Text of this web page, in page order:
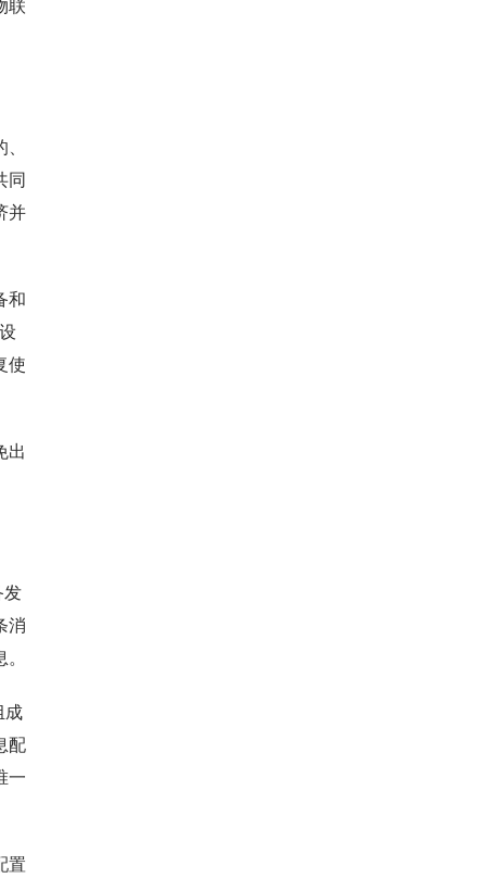
联
同
并
和
使
出
发
消
成
配
一
置